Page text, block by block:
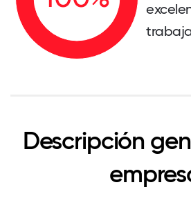
Descripción